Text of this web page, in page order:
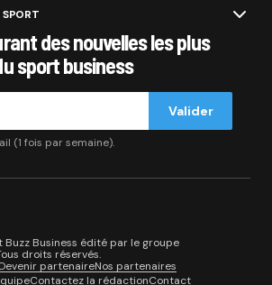
SPORT
des nouvelles les plus
sport business
Valider
(1 fois par semaine).
Business édité par le groupe
droits réservés.
Devenir partenaireNos partenaires
Contactez la rédactionContact